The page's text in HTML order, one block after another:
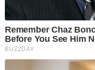
Remember Chaz
Before You See Him
BUZZDAY